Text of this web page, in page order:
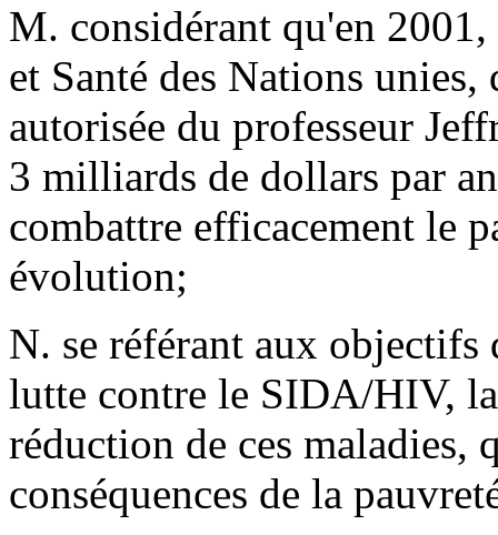
M. considérant qu'en
et Santé des Nations
autorisée du professeur
3 milliards de dollars par
combattre efficacement le
évolution;
N. se référant aux
lutte contre le SIDA/HIV,
réduction de ces maladies,
conséquences de la